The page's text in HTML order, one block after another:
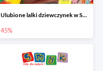
Ulubione lalki dziewczynek w Smyku do -45%
45%